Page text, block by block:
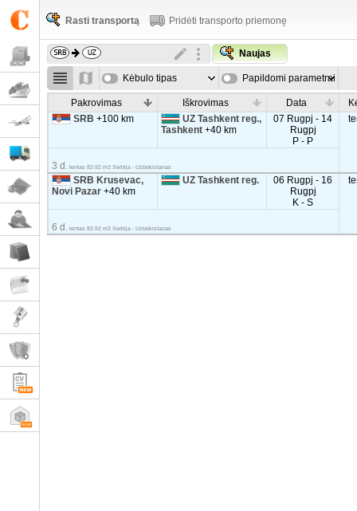
Rasti transportą Pridėti transporto priemonę
Naujas
Kėbulo tipas Papildomi parametrai
Pakrovimas Iškrovimas Data
SRB+100 km
UZ Tashkent reg.,
Tashkent+40 km
07 Rugpj - 14
Rugpj
P - P
3 d. tentas 82-92 m3 Serbija - Uzbekistanas
SRB Krusevac,
Novi Pazar+40 km
UZ Tashkent reg.
06 Rugpj - 16
Rugpj
K - S
6 d. tentas 82-92 m3 Serbija - Uzbekistanas